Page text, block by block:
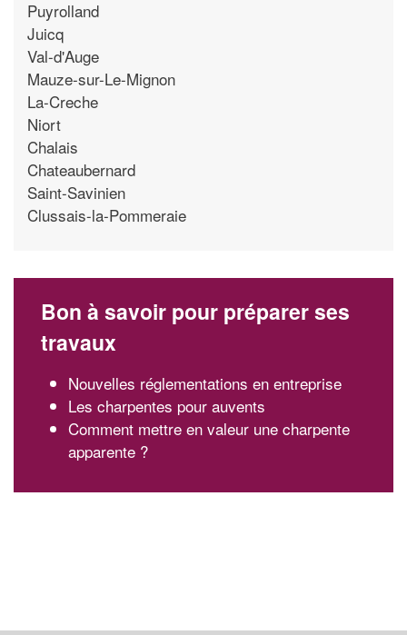
Puyrolland
Juicq
Val-d'Auge
Mauze-sur-Le-Mignon
La-Creche
Niort
Chalais
Chateaubernard
Saint-Savinien
Clussais-la-Pommeraie
Bon à savoir pour préparer ses
travaux
Nouvelles réglementations en entreprise
Les charpentes pour auvents
Comment mettre en valeur une charpente
apparente ?